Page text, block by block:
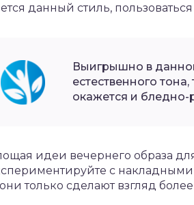
данный стиль,
Выигрышно в
естественного
окажется и бледно-
идеи вечернего образа
с
только сделают взгляд